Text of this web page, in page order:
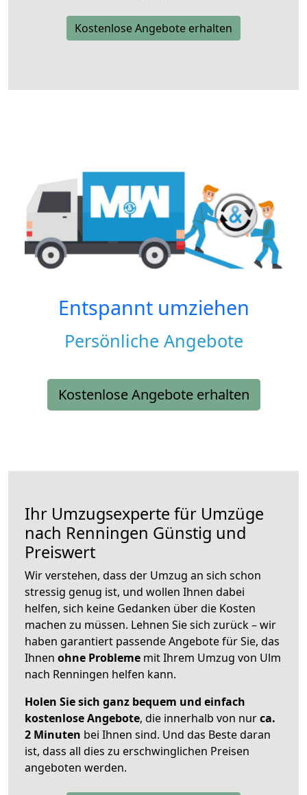
Kostenlose Angebote erhalten
Entspannt umziehen
Persönliche Angebote
Kostenlose Angebote erhalten
Ihr Umzugsexperte für Umzüge
nach Renningen Günstig und
Preiswert
Wir verstehen, dass der Umzug an sich schon
stressig genug ist, und wollen Ihnen dabei
helfen, sich keine Gedanken über die Kosten
machen zu müssen. Lehnen Sie sich zurück – wir
haben garantiert passende Angebote für Sie, das
Ihnen ohne Probleme mit Ihrem Umzug von Ulm
nach Renningen helfen kann.
Holen Sie sich ganz bequem und einfach
kostenlose Angebote, die innerhalb von nurca.
2 Minuten bei Ihnen sind. Und das Beste daran
ist, dass all dies zu erschwinglichen Preisen
angeboten werden.